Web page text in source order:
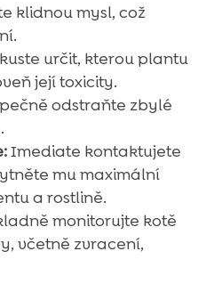
klidnou mysl, což
určit, kterou plantu
její toxicity.
odstraňte zbylé
Imediate kontaktujete
mu maximální
a rostlině.
monitorujte kotě
včetně zvracení,